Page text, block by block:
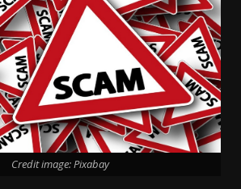
Credit image: Pixabay